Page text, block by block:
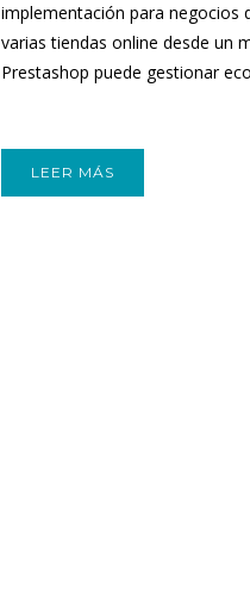
implementación para negocios
varias tiendas online desde un
Prestashop puede gestionar
LEER MÁS